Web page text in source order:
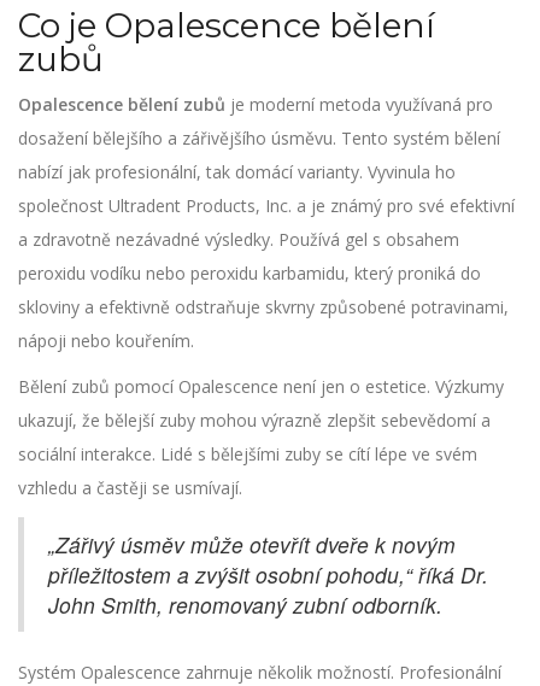
Co je Opalescence bělení
zubů
Opalescence bělení zubů je moderní metoda využívaná pro
dosažení bělejšího a zářivějšího úsměvu. Tento systém bělení
nabízí jak profesionální, tak domácí varianty. Vyvinula ho
společnost Ultradent Products, Inc. a je známý pro své efektivní
a zdravotně nezávadné výsledky. Používá gel s obsahem
peroxidu vodíku nebo peroxidu karbamidu, který proniká do
skloviny a efektivně odstraňuje skvrny způsobené potravinami,
nápoji nebo kouřením.
Bělení zubů pomocí Opalescence není jen o estetice. Výzkumy
ukazují, že bělejší zuby mohou výrazně zlepšit sebevědomí a
sociální interakce. Lidé s bělejšími zuby se cítí lépe ve svém
vzhledu a častěji se usmívají.
„Zářivý úsměv může otevřít dveře k novým
příležitostem a zvýšit osobní pohodu,“ říká Dr.
John Smith, renomovaný zubní odborník.
Systém Opalescence zahrnuje několik možností. Profesionální